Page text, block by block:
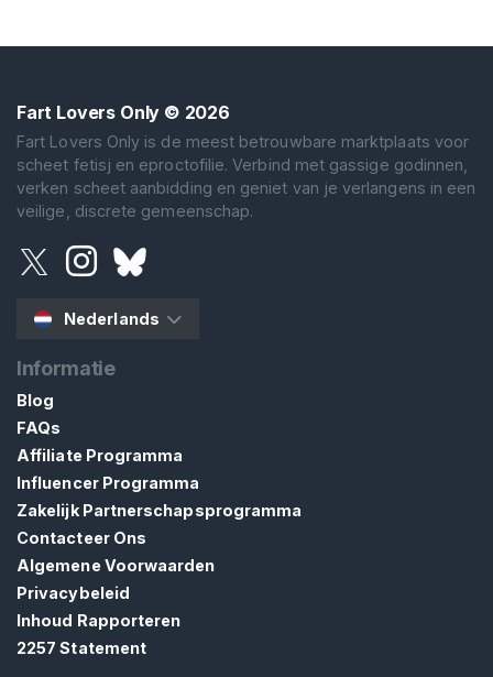
Fart Lovers Only © 2026
Fart Lovers Only is de meest betrouwbare marktplaats voor
scheet fetisj en eproctofilie. Verbind met gassige godinnen,
verken scheet aanbidding en geniet van je verlangens in een
veilige, discrete gemeenschap.
Nederlands
Informatie
Blog
FAQs
Affiliate Programma
Influencer Programma
Zakelijk Partnerschapsprogramma
Contacteer Ons
Algemene Voorwaarden
Privacybeleid
Inhoud Rapporteren
2257 Statement